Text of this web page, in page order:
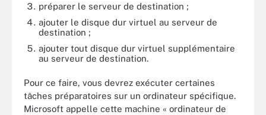
préparer le serveur de destination ;
ajouter le disque dur virtuel au serveur de
destination ;
ajouter tout disque dur virtuel supplémentaire
au serveur de destination.
Pour ce faire, vous devrez exécuter certaines
tâches préparatoires sur un ordinateur spécifique.
Microsoft appelle cette machine « ordinateur de